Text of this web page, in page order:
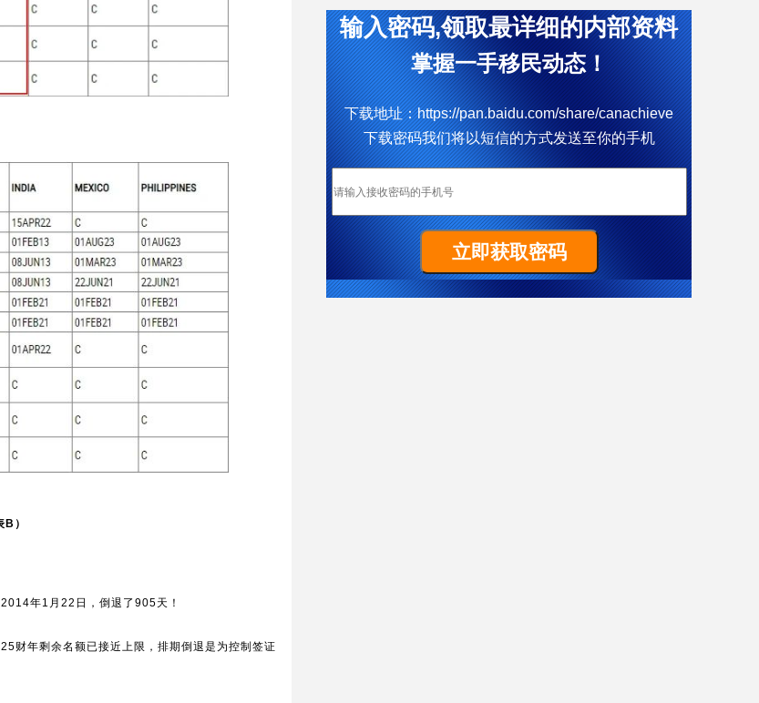
）
年1月22日，倒退了905天！
财年剩余名额已接近上限，排期倒退是为控制签证
简直开挂了，希腊成功案例！
热烈恭喜Q女士通过葡萄牙购房移民拿到葡萄牙黄金居留卡
D女士塞浦路斯获批
W先生终于成功获批188C 签证，实现了移民澳洲的愿望。
恭喜成都加成移民重庆客户W女士全家喜获匈牙利yj居留卡！
祝贺G女士186雇主担保签证（PR）顺利获批
置业移民塞浦路斯，当“地主”拿dj欧盟身份
热烈恭喜L女士澳洲186雇主担保技术移民项目获批
输入密码,领取最详细的内部资料
掌握一手移民动态！
下载地址：https://pan.baidu.com/share/canachieve
下载密码我们将以短信的方式发送至你的手机